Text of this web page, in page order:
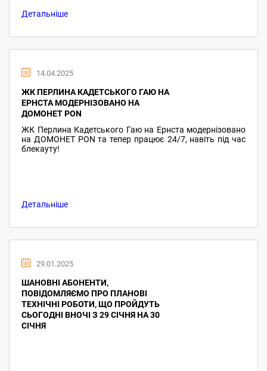
Детальніше
14.04.2025
ЖК ПЕРЛИНА КАДЕТСЬКОГО ГАЮ НА
ЕРНСТА МОДЕРНІЗОВАНО НА
ДОМОНЕТ PON
ЖК Перлина Кадетського Гаю на Ернста модернізовано
на ДОМОНЕТ PON та тепер працює 24/7, навіть під час
блекауту!
Детальніше
29.01.2025
ШАНОВНІ АБОНЕНТИ,
ПОВІДОМЛЯЄМО ПРО ПЛАНОВІ
ТЕХНІЧНІ РОБОТИ, ЩО ПРОЙДУТЬ
СЬОГОДНІ ВНОЧІ З 29 СІЧНЯ НА 30
СІЧНЯ